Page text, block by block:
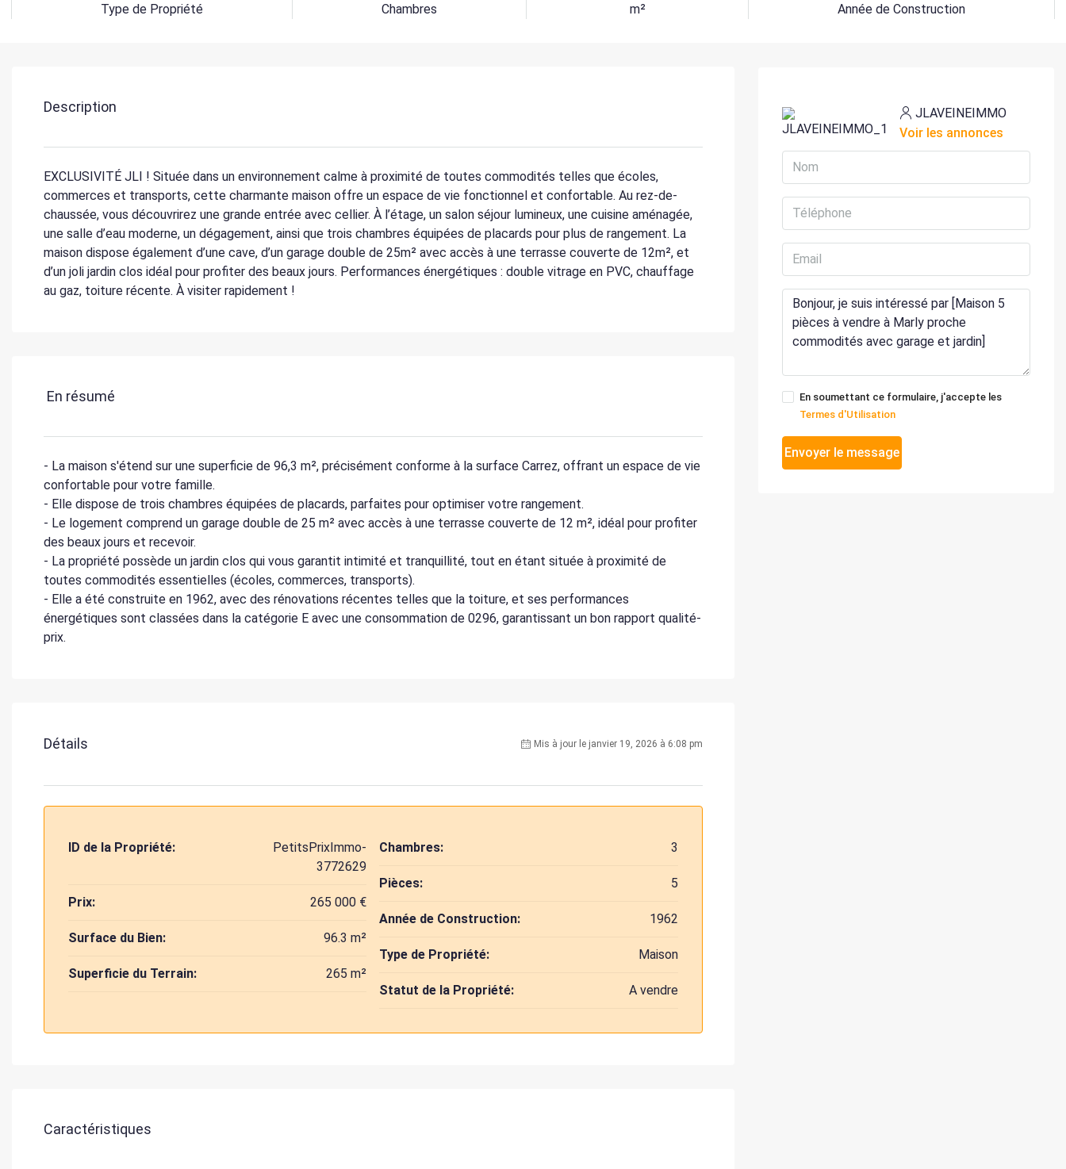
Type de Propriété
Chambres
m²
Année de Construction
Description
EXCLUSIVITÉ JLI ! Située dans un environnement calme à proximité de toutes commodités telles que écoles,
commerces et transports, cette charmante maison offre un espace de vie fonctionnel et confortable. Au rez-de-
chaussée, vous découvrirez une grande entrée avec cellier. À l’étage, un salon séjour lumineux, une cuisine aménagée,
une salle d’eau moderne, un dégagement, ainsi que trois chambres équipées de placards pour plus de rangement. La
maison dispose également d’une cave, d’un garage double de 25m² avec accès à une terrasse couverte de 12m², et
d’un joli jardin clos idéal pour profiter des beaux jours. Performances énergétiques : double vitrage en PVC, chauffage
au gaz, toiture récente. À visiter rapidement !
En résumé
- La maison s'étend sur une superficie de 96,3 m², précisément conforme à la surface Carrez, offrant un espace de vie
confortable pour votre famille.
- Elle dispose de trois chambres équipées de placards, parfaites pour optimiser votre rangement.
- Le logement comprend un garage double de 25 m² avec accès à une terrasse couverte de 12 m², idéal pour profiter
des beaux jours et recevoir.
- La propriété possède un jardin clos qui vous garantit intimité et tranquillité, tout en étant située à proximité de
toutes commodités essentielles (écoles, commerces, transports).
- Elle a été construite en 1962, avec des rénovations récentes telles que la toiture, et ses performances
énergétiques sont classées dans la catégorie E avec une consommation de 0296, garantissant un bon rapport qualité-
prix.
Détails Mis à jour le janvier 19, 2026 à 6:08 pm
ID de la Propriété:
PetitsPrixImmo-
3772629
Prix: 265 000 €
Surface du Bien: 96.3 m²
Superficie du Terrain: 265 m²
Chambres: 3
Pièces: 5
Année de Construction: 1962
Type de Propriété: Maison
Statut de la Propriété: A vendre
Caractéristiques
JLAVEINEIMMO
Voir les annonces
En soumettant ce formulaire, j'accepte les
Termes d'Utilisation
Envoyer le message